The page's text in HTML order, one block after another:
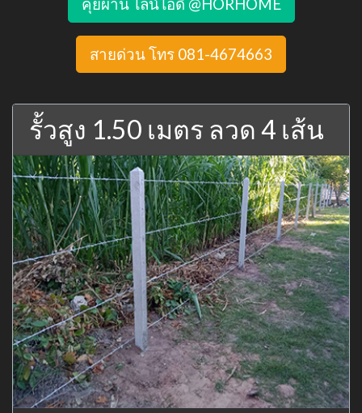
สายด่วน โทร 081-4674663
รั้วสูง 1.50 เมตร ลวด 4 เส้น